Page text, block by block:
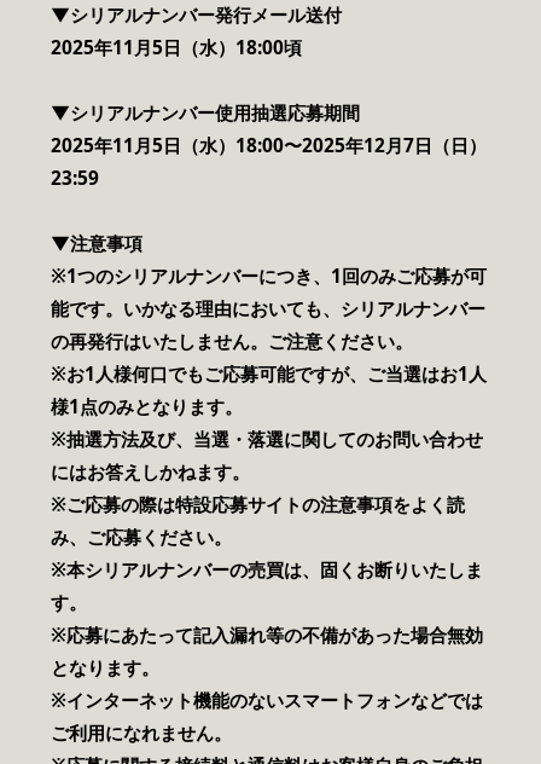
▼シリアルナンバー発行メール送付
2025年11月5日（水）18:00頃
▼シリアルナンバー使用抽選応募期間
2025年11月5日（水）18:00〜2025年12月7日（日）
23:59
▼注意事項
※1つのシリアルナンバーにつき、1回のみご応募が可
能です。いかなる理由においても、シリアルナンバー
の再発行はいたしません。ご注意ください。
※お1人様何口でもご応募可能ですが、ご当選はお1人
様1点のみとなります。
※抽選方法及び、当選・落選に関してのお問い合わせ
にはお答えしかねます。
※ご応募の際は特設応募サイトの注意事項をよく読
み、ご応募ください。
※本シリアルナンバーの売買は、固くお断りいたしま
す。
※応募にあたって記入漏れ等の不備があった場合無効
となります。
※インターネット機能のないスマートフォンなどでは
ご利用になれません。